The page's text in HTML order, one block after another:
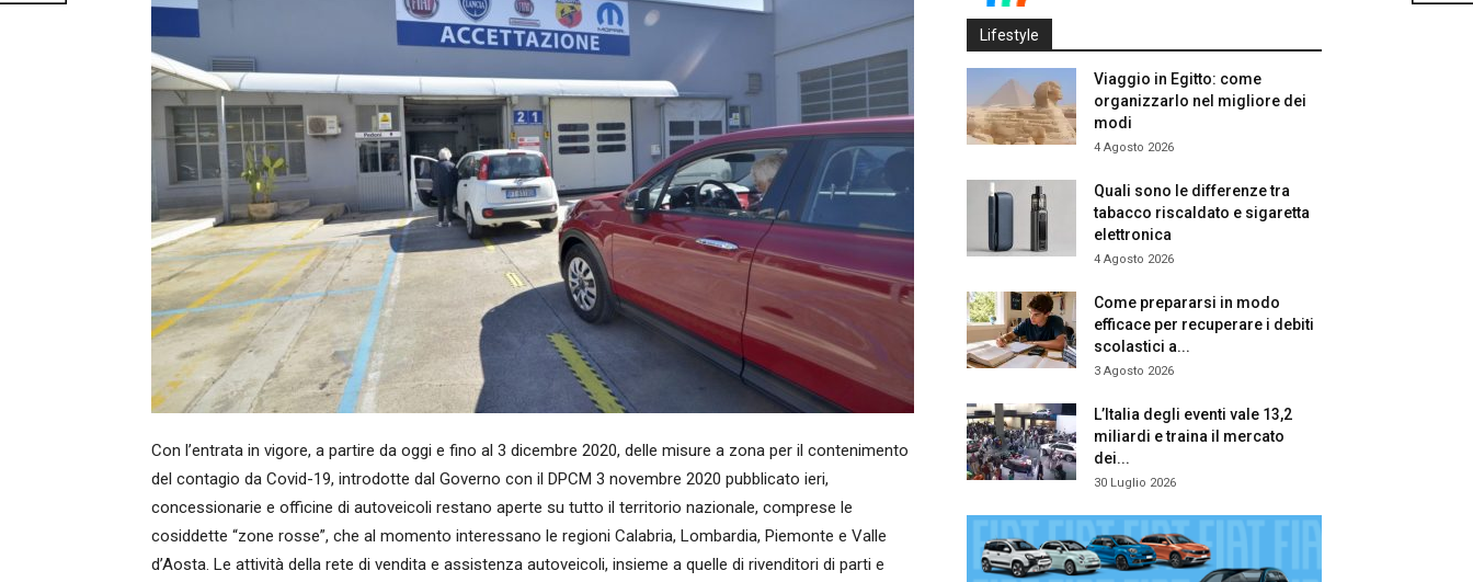
Con l’entrata in vigore, a partire da oggi e fino al 3 dicembre 2020, delle misure a zona per il contenimento
del contagio da Covid-19, introdotte dal Governo con il DPCM 3 novembre 2020 pubblicato ieri,
concessionarie e officine di autoveicoli restano aperte su tutto il territorio nazionale, comprese le
cosiddette “zone rosse”, che al momento interessano le regioni Calabria, Lombardia, Piemonte e Valle
d’Aosta. Le attività della rete di vendita e assistenza autoveicoli, insieme a quelle di rivenditori di parti e
Lifestyle
Viaggio in Egitto: come
organizzarlo nel migliore dei
modi
4 Agosto 2026
Quali sono le differenze tra
tabacco riscaldato e sigaretta
elettronica
4 Agosto 2026
Come prepararsi in modo
efficace per recuperare i debiti
scolastici a...
3 Agosto 2026
L’Italia degli eventi vale 13,2
miliardi e traina il mercato
dei...
30 Luglio 2026